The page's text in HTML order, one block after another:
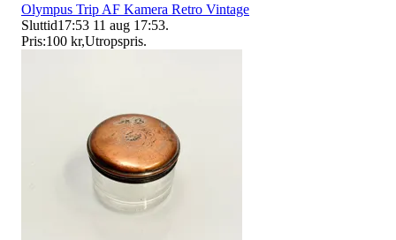
Olympus Trip AF Kamera Retro Vintage
Sluttid17:53 11 aug 17:53.
Pris:100 kr,Utropspris.